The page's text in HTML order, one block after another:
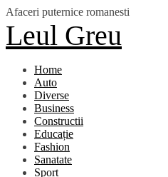
Skip
to
content
Afaceri puternice romanesti
Leul Greu
Home
Auto
Diverse
Business
Constructii
Educație
Fashion
Sanatate
Sport